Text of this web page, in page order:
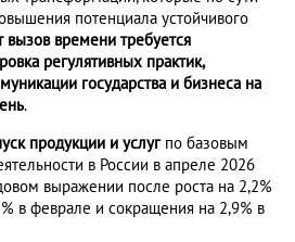
потенциала устойчивого
вызов времени требуется
регулятивных практик,
государства и бизнеса на
.
продукции и услуг по базовым
в России в апреле 2026
выражении после роста на 2,2%
в феврале и сокращения на 2,9% в